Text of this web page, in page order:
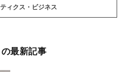
ィクス・ビジネス
最新記事